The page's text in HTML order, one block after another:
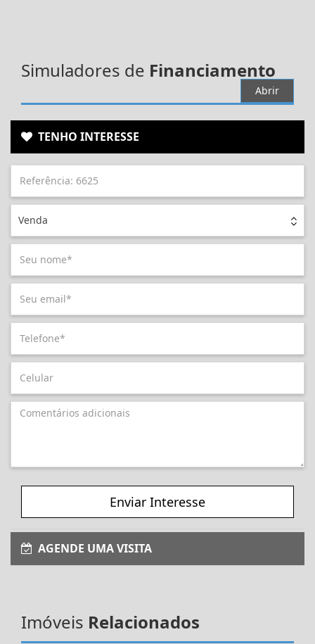
Simuladores de Financiamento
Abrir
TENHO INTERESSE
Venda
Enviar Interesse
AGENDE UMA VISITA
Imóveis Relacionados